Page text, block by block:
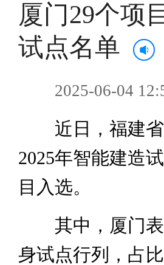
厦门29个项
试点名单
2025-06-04
近日，福建省
2025年智能建造
目入选。
其中，厦门表
身试点行列，占